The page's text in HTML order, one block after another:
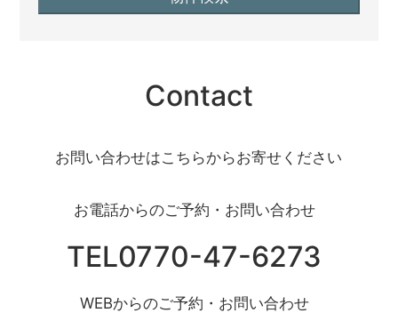
Contact
お問い合わせはこちらからお寄せください
お電話からのご予約・お問い合わせ
TEL0770-47-6273
WEBからのご予約・お問い合わせ